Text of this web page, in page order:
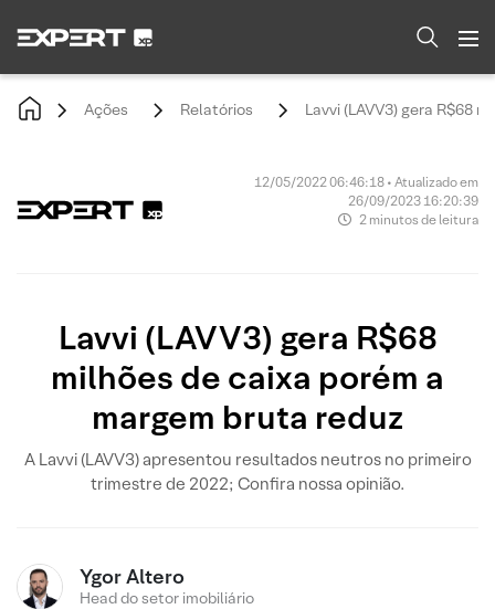
Ações Relatórios Lavvi (LAVV3) gera R$68
12/05/2022 06:46:18 • Atualizado em
26/09/2023 16:20:39
2 minutos de leitura
Lavvi (LAVV3) gera R$68
milhões de caixa porém a
margem bruta reduz
A Lavvi (LAVV3) apresentou resultados neutros no primeiro
trimestre de 2022; Confira nossa opinião.
Ygor Altero
Head do setor imobiliário